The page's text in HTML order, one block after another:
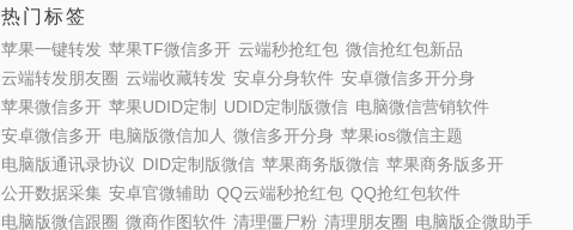
热门标签
苹果一键转发 苹果TF微信多开 云端秒抢红包 微信抢红包新品
云端转发朋友圈 云端收藏转发 安卓分身软件 安卓微信多开分身
苹果微信多开 苹果UDID定制 UDID定制版微信 电脑微信营销软件
安卓微信多开 电脑版微信加人 微信多开分身 苹果ios微信主题
电脑版通讯录协议 DID定制版微信 苹果商务版微信 苹果商务版多开
公开数据采集 安卓官微辅助 QQ云端秒抢红包 QQ抢红包软件
电脑版微信跟圈 微商作图软件 清理僵尸粉 清理朋友圈 电脑版企微助手